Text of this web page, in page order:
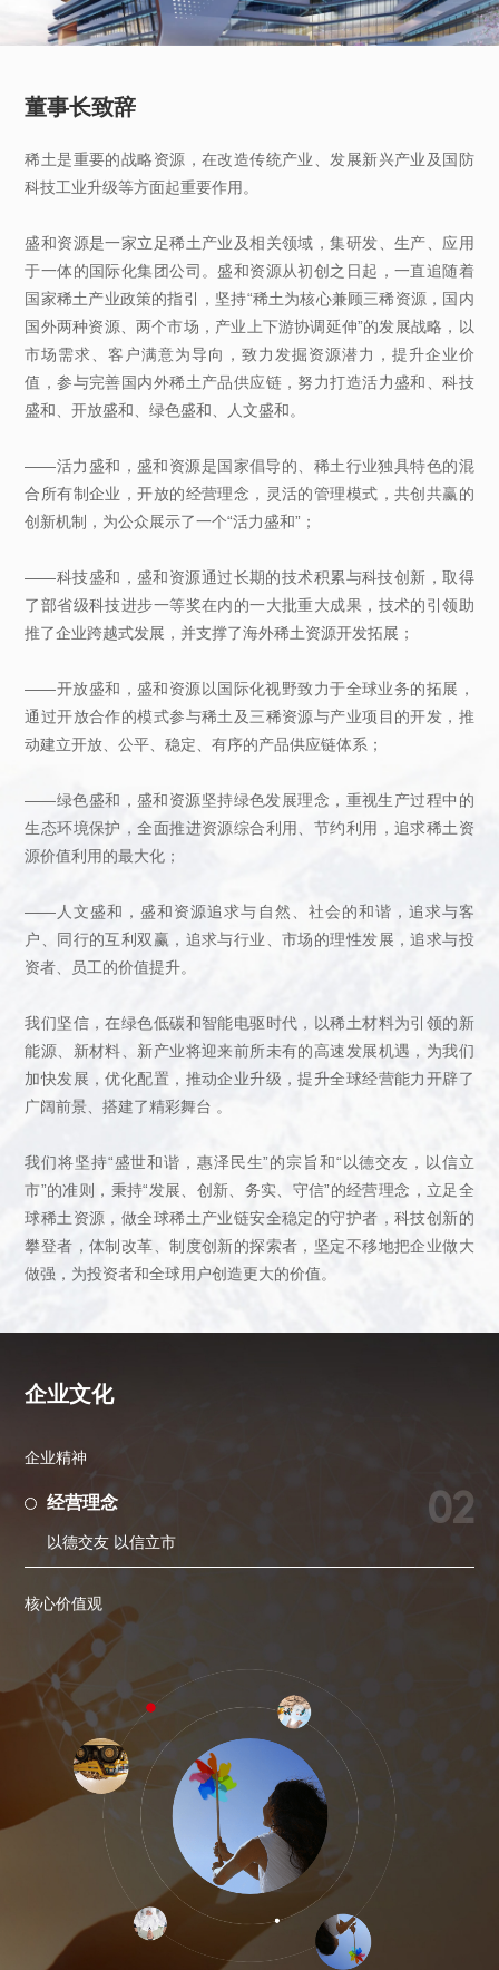
董事长致辞
稀土是重要的战略资源，在改造传统产业、发展新兴产业及国防
科技工业升级等方面起重要作用。
盛和资源是一家立足稀土产业及相关领域，集研发、生产、应用
于一体的国际化集团公司。盛和资源从初创之日起，一直追随着
国家稀土产业政策的指引，坚持“稀土为核心兼顾三稀资源，国内
国外两种资源、两个市场，产业上下游协调延伸”的发展战略，以
市场需求、客户满意为导向，致力发掘资源潜力，提升企业价
值，参与完善国内外稀土产品供应链，努力打造活力盛和、科技
盛和、开放盛和、绿色盛和、人文盛和。
——活力盛和，盛和资源是国家倡导的、稀土行业独具特色的混
合所有制企业，开放的经营理念，灵活的管理模式，共创共赢的
创新机制，为公众展示了一个“活力盛和”；
——科技盛和，盛和资源通过长期的技术积累与科技创新，取得
了部省级科技进步一等奖在内的一大批重大成果，技术的引领助
推了企业跨越式发展，并支撑了海外稀土资源开发拓展；
——开放盛和，盛和资源以国际化视野致力于全球业务的拓展，
通过开放合作的模式参与稀土及三稀资源与产业项目的开发，推
动建立开放、公平、稳定、有序的产品供应链体系；
——绿色盛和，盛和资源坚持绿色发展理念，重视生产过程中的
生态环境保护，全面推进资源综合利用、节约利用，追求稀土资
源价值利用的最大化；
——人文盛和，盛和资源追求与自然、社会的和谐，追求与客
户、同行的互利双赢，追求与行业、市场的理性发展，追求与投
资者、员工的价值提升。
我们坚信，在绿色低碳和智能电驱时代，以稀土材料为引领的新
能源、新材料、新产业将迎来前所未有的高速发展机遇，为我们
加快发展，优化配置，推动企业升级，提升全球经营能力开辟了
广阔前景、搭建了精彩舞台 。
我们将坚持“盛世和谐，惠泽民生”的宗旨和“以德交友，以信立
市”的准则，秉持“发展、创新、务实、守信”的经营理念，立足全
球稀土资源，做全球稀土产业链安全稳定的守护者，科技创新的
攀登者，体制改革、制度创新的探索者，坚定不移地把企业做大
做强，为投资者和全球用户创造更大的价值。
企业文化
企业精神
经营理念
以德交友 以信立市
02
核心价值观